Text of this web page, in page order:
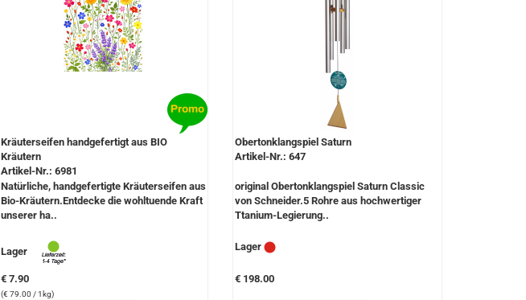
Kräuterseifen handgefertigt aus BIO
Kräutern
Artikel-Nr.: 6981
Natürliche, handgefertigte Kräuterseifen aus
Bio-Kräutern.Entdecke die wohltuende Kraft
unserer ha..
Lager
€ 7.90
(€ 79.00 / 1kg)
Obertonklangspiel Saturn
Artikel-Nr.: 647
original Obertonklangspiel Saturn Classic
von Schneider.5 Rohre aus hochwertiger
Ttanium-Legierung..
Lager
€ 198.00